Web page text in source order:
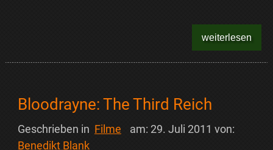
weiterlesen
Bloodrayne: The Third Reich
Geschrieben in Filme am: 29. Juli 2011 von:
Benedikt Blank